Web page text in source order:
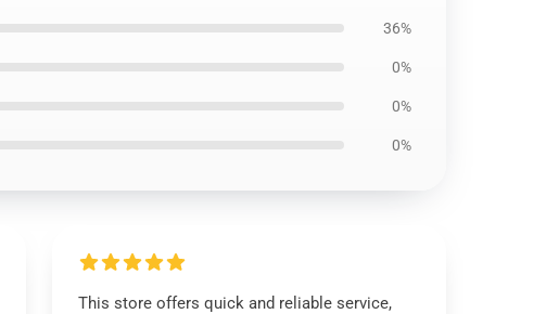
36%
0%
0%
0%
This store offers quick and reliable service,